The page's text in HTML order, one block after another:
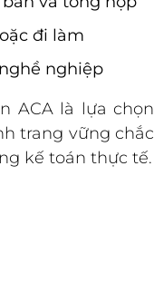
đi làm
nghiệp
ACA là lựa chọn
trang vững chắc
kế toán thực tế.